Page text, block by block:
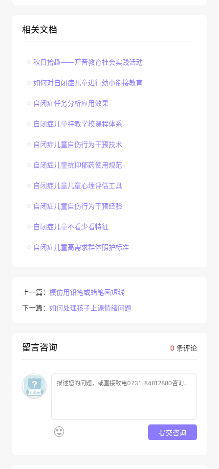
相关文档
秋日拾趣——开音教育社会实践活动
如何对自闭症儿童进行幼小衔接教育
自闭症任务分析应用效果
自闭症儿童特教学校课程体系
自闭症儿童自伤行为干预技术
自闭症儿童抗抑郁药使用规范
自闭症儿童儿童心理评估工具
自闭症儿童自伤行为干预经验
自闭症儿童不看少看特征
自闭症儿童高需求群体照护标准
上一篇： 模仿用铅笔或蜡笔画短线
下一篇： 如何处理孩子上课情绪问题
0 条评论
留言咨询
提交咨询